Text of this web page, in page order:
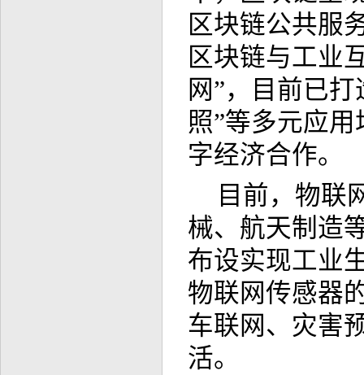
区块链公共服
区块链与工业
网”，目前已
照”等多元应
字经济合作。
目前，物联
械、航天制造
布设实现工业
物联网传感器
车联网、灾害
活。